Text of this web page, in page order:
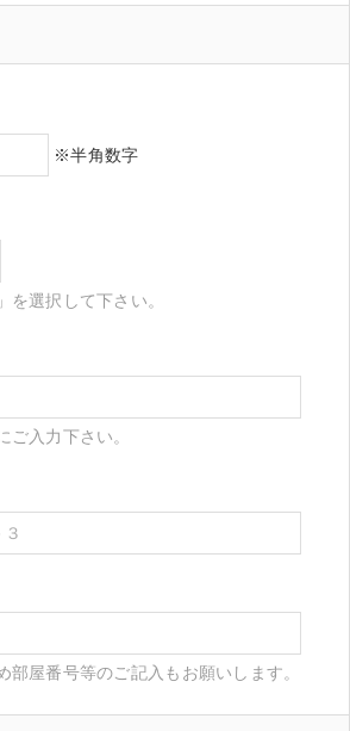
※半角数字
選択して下さい。
入力下さい。
屋番号等のご記入もお願いします。